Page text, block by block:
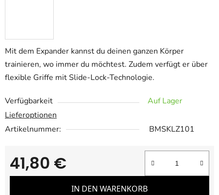
Mit dem Expander kannst du deinen ganzen Körper
trainieren, wo immer du möchtest. Zudem verfügt er über
flexible Griffe mit Slide-Lock-Technologie.
Verfügbarkeit
Auf Lager
Lieferoptionen
Artikelnummer:
BMSKLZ101
41,80 €
Verkaufspreis:
IN DEN WARENKORB